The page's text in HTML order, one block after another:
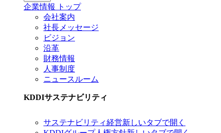
企業情報 トップ
会社案内
社長メッセージ
ビジョン
沿革
財務情報
人事制度
ニュースルーム
KDDIサステナビリティ
サステナビリティ経営新しいタブで開く